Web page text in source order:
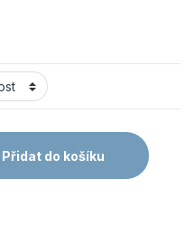
pánské šedá/červené
Přidat do košíku